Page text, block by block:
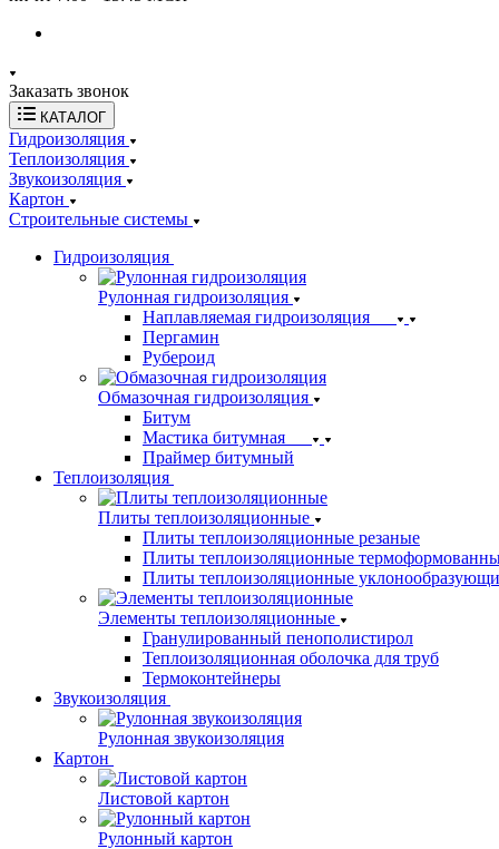
Заказать звонок
КАТАЛОГ
Гидроизоляция
Теплоизоляция
Звукоизоляция
Картон
Строительные системы
Гидроизоляция
Рулонная гидроизоляция
Наплавляемая гидроизоляция
Пергамин
Рубероид
Обмазочная гидроизоляция
Битум
Мастика битумная
Праймер битумный
Теплоизоляция
Плиты теплоизоляционные
Плиты теплоизоляционные резаные
Плиты теплоизоляционные
Плиты теплоизоляционные
Элементы теплоизоляционные
Гранулированный пенополистирол
Теплоизоляционная оболочка для труб
Термоконтейнеры
Звукоизоляция
Рулонная звукоизоляция
Картон
Листовой картон
Рулонный картон